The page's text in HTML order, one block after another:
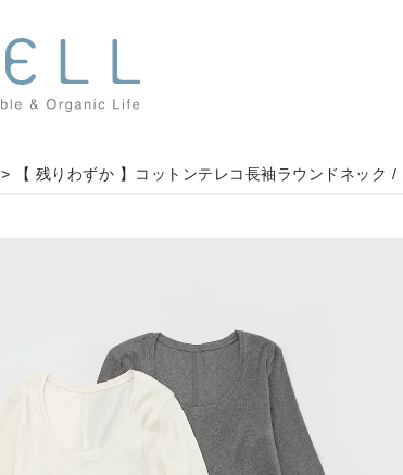
> 【 残りわずか 】コットンテレコ長袖ラウンドネック /